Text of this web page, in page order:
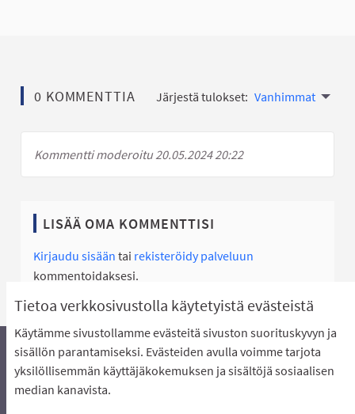
Tietoa verkkosivustolla käytetyistä evästeistä
Käytämme sivustollamme evästeitä sivuston suorituskyvyn ja
sisällön parantamiseksi. Evästeiden avulla voimme tarjota
yksilöllisemmän käyttäjäkokemuksen ja sisältöjä sosiaalisen
median kanavista.
0 KOMMENTTIA Järjestä tulokset: Vanhimmat
Kommentti moderoitu 20.05.2024 20:22
LISÄÄ OMA KOMMENTTISI
Kirjaudu sisään tai rekisteröidy palveluun
kommentoidaksesi.
Äänestyksen pikaohjeet
Usein kysytyt kysymykset
Näin äänestät Asukasbudjetissa